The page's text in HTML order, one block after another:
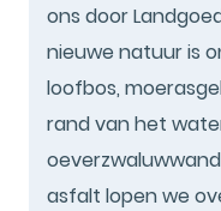
ons door
nieuwe natuur is
loofbos,
rand van het
asfalt lopen we